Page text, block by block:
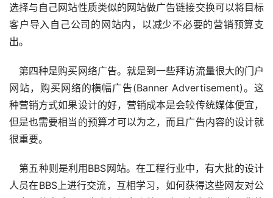
选择与自己网站性质类似的网站做广告链接交换可以将目标
客户导入自己公司的网站内，以减少不必要的营销预算支
出。
第四种是购买网络广告。就是到一些拜访流量很大的门户
网站，购买网络的横幅广告(Banner Advertisement)。这
种营销方式如果设计的好，营销成本是会较传统媒体便宜，
但是也需要相当的预算才可以为之，而且广告内容的设计就
很重要。
第五种则是利用BBS网站。在工程行业中，有大批的设计
人员在BBS上进行交流，互相学习，如何获得这些网友对公